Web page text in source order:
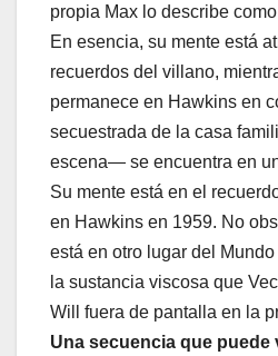
propia Max lo describe
En esencia, su mente está
recuerdos del villano,
permanece en Hawkins en
secuestrada de la casa
escena— se encuentra en
Su mente está en el
en Hawkins en 1959. No
está en otro lugar del
la sustancia viscosa que
Will fuera de pantalla en la
Una secuencia que puede